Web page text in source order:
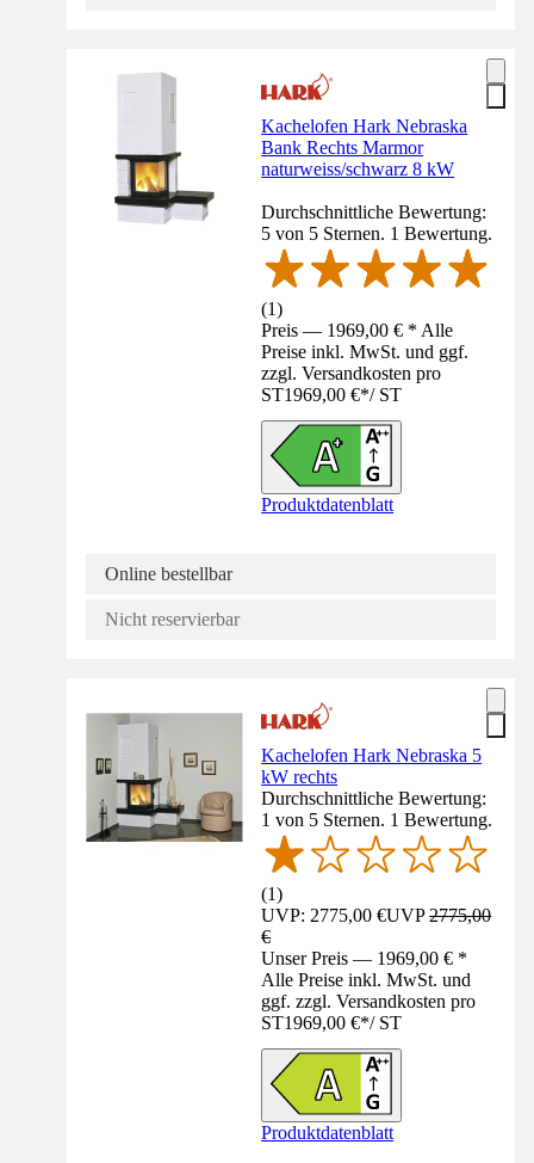
Kachelofen Hark Nebraska
Bank Rechts Marmor
naturweiss/schwarz 8 kW
Durchschnittliche Bewertung:
5 von 5 Sternen. 1 Bewertung.
(1)
Preis — 1969,00 € * Alle
Preise inkl. MwSt. und ggf.
zzgl. Versandkosten pro
ST1969,00 €*/ ST
Produktdatenblatt
Online bestellbar
Nicht reservierbar
Kachelofen Hark Nebraska 5
kW rechts
Durchschnittliche Bewertung:
1 von 5 Sternen. 1 Bewertung.
(1)
UVP: 2775,00 €UVP2775,00
€
Unser Preis — 1969,00 € *
Alle Preise inkl. MwSt. und
ggf. zzgl. Versandkosten pro
ST1969,00 €*/ ST
Produktdatenblatt